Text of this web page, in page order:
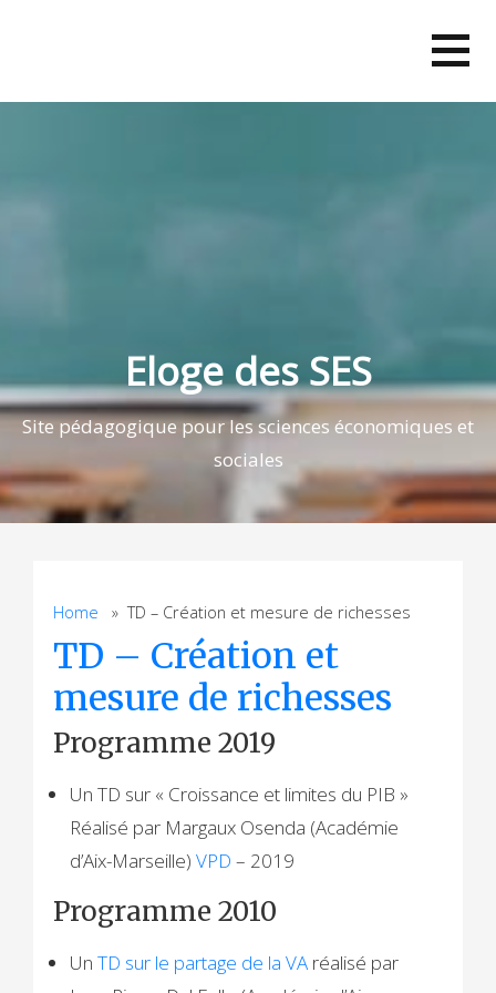
Eloge des SES
Site pédagogique pour les sciences économiques et
sociales
Home » TD – Création et mesure de richesses
TD – Création et
mesure de richesses
Programme 2019
Un TD sur « Croissance et limites du PIB »
Réalisé par Margaux Osenda (Académie
d’Aix-Marseille)VPD – 2019
Programme 2010
UnTD sur le partage de la VA réalisé par